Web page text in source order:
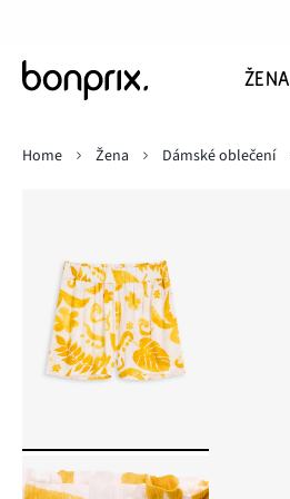
ŽENA
Home
Žena Dámské oblečení